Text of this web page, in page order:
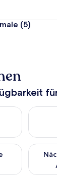
(5)
für heute
für dieses